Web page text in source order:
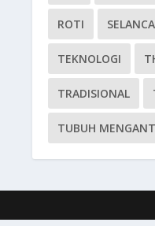
ROTI
TEKNOLOGI
TRADISIONAL
TUBUH